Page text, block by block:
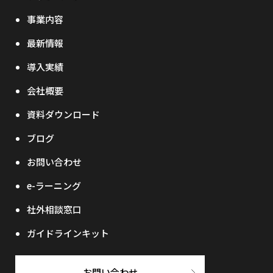
事業内容
最新情報
導入実績
会社概要
資料ダウンロード
ブログ
お問い合わせ
e-ラーニング
社外相談窓口
ガイドラインキット